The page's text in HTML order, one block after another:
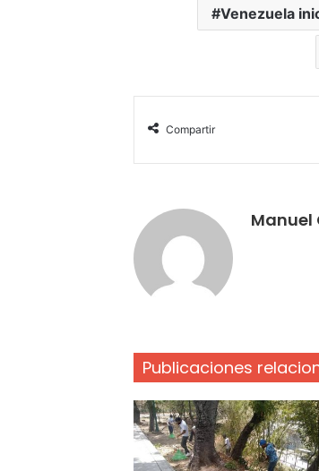
Venezuela
Compartir
Manuel
Publicaciones